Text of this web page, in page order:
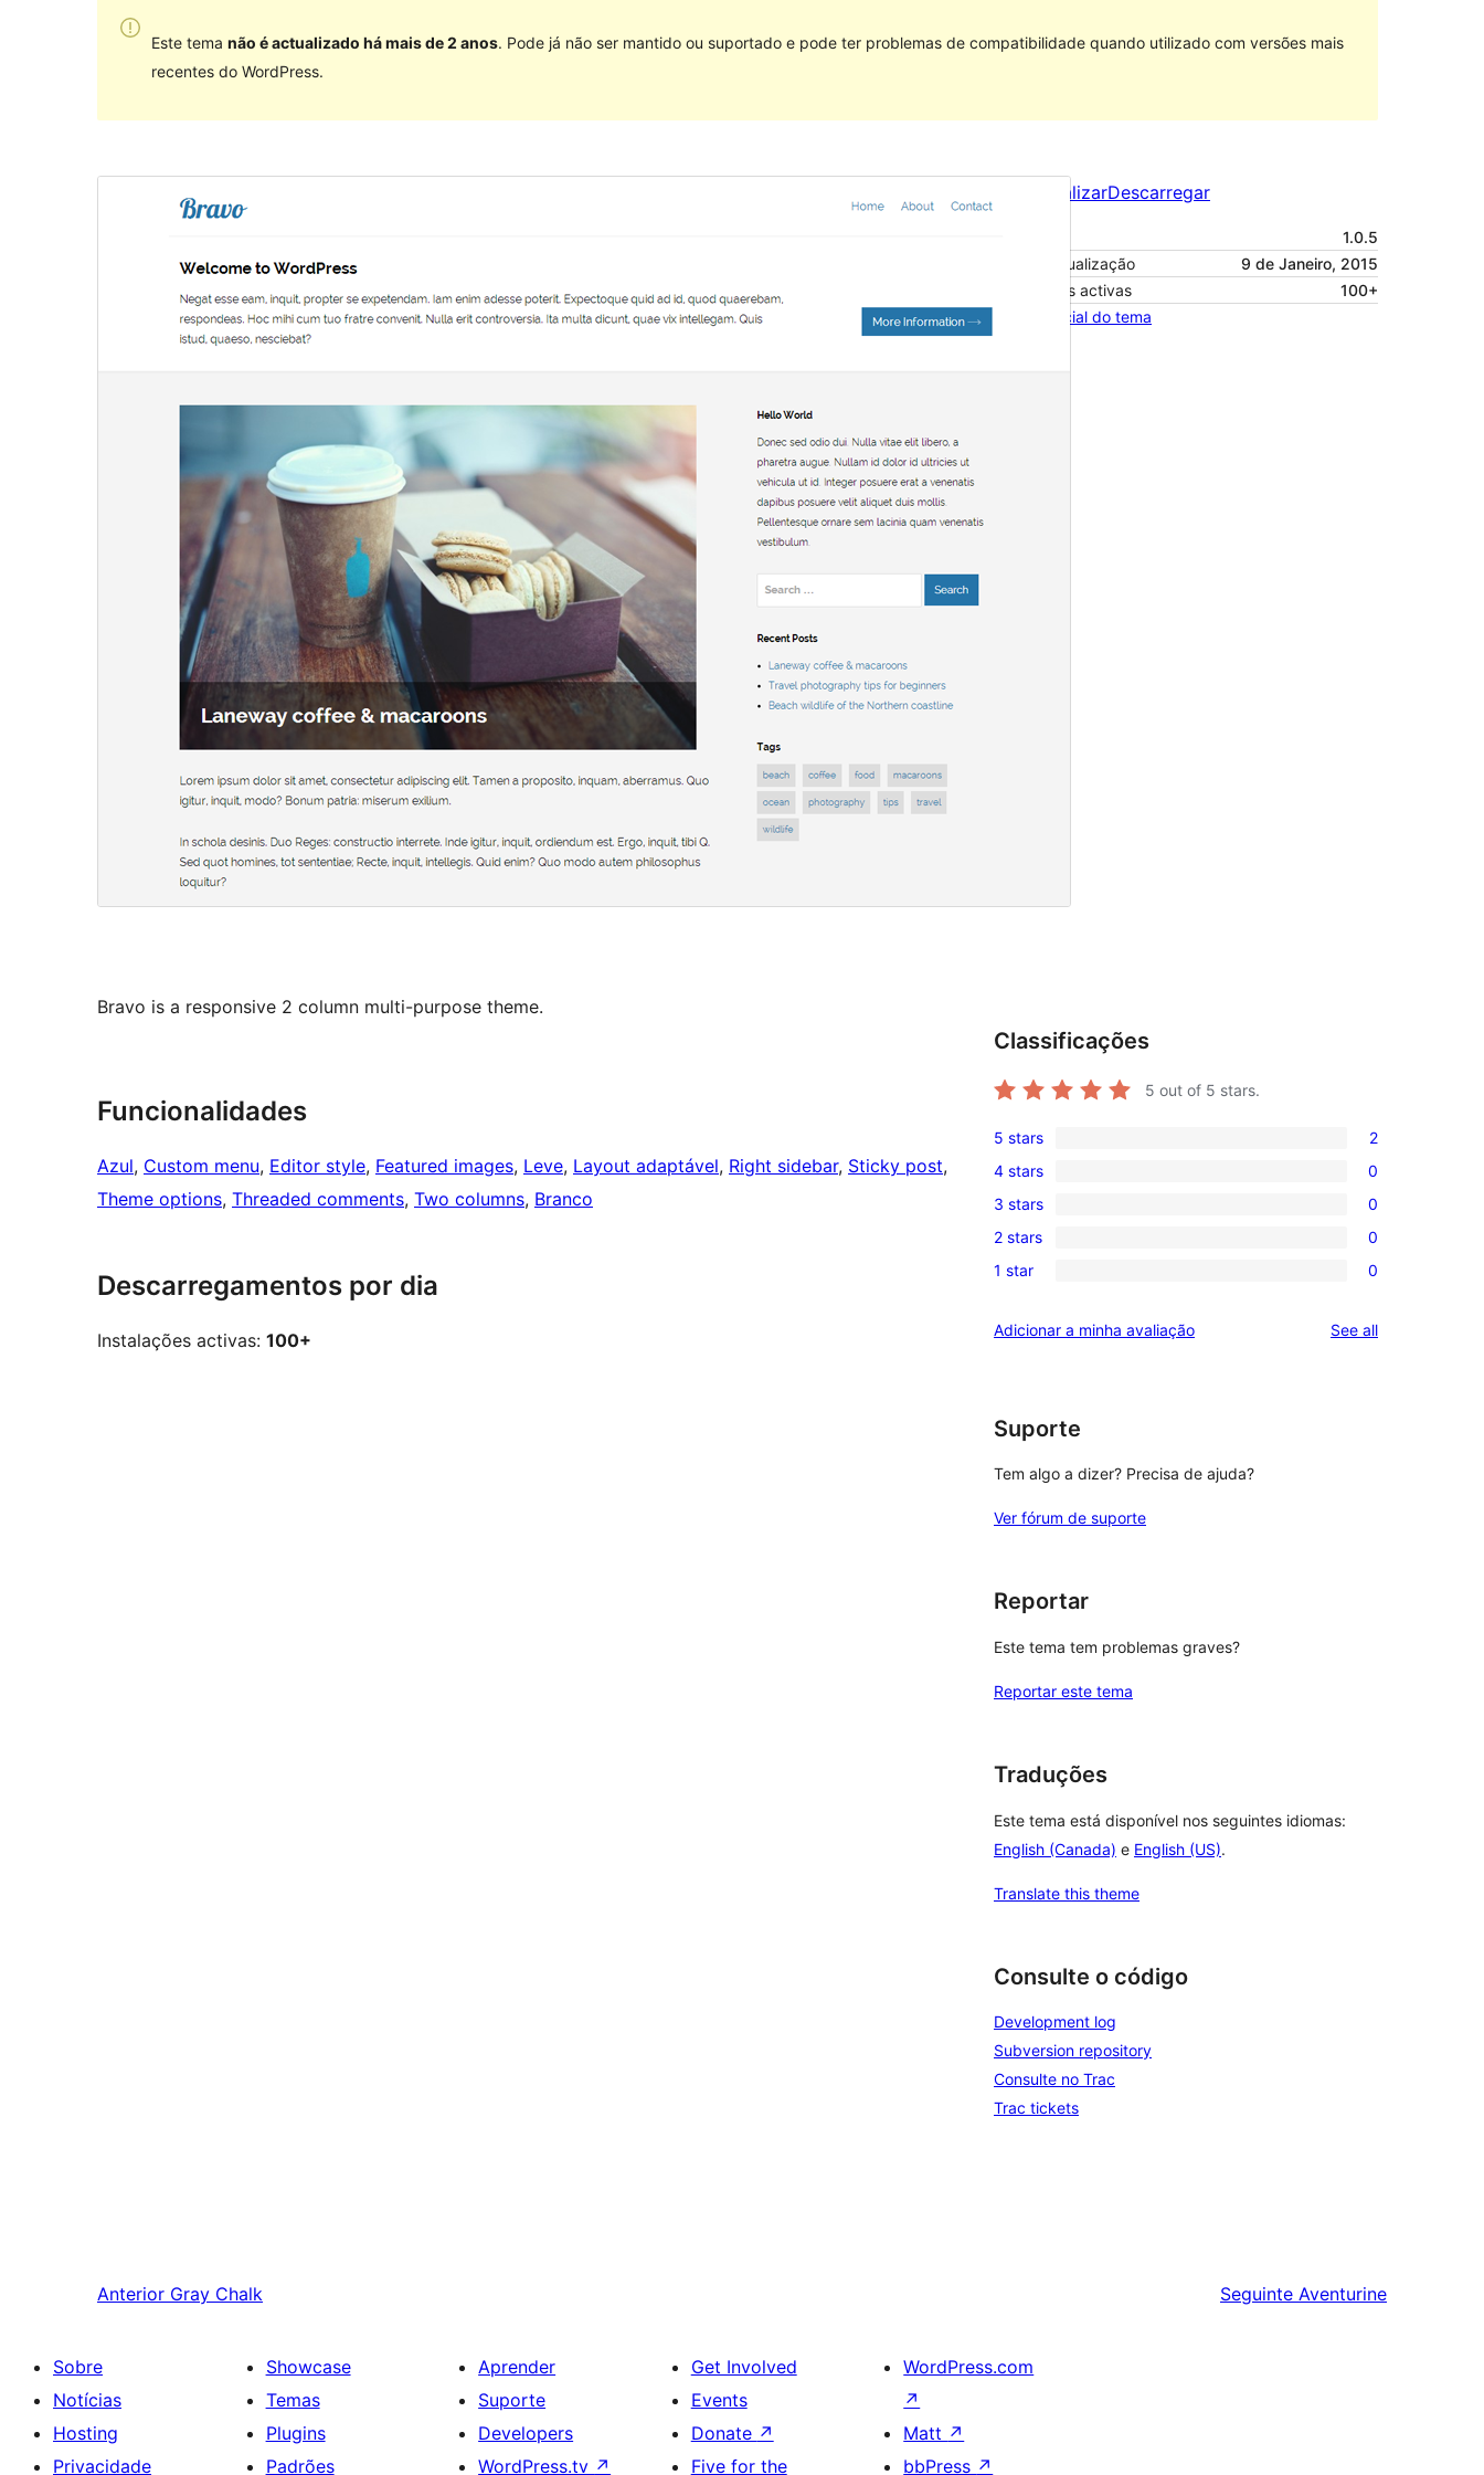
Este tema não é actualizado há mais de 2 anos. Pode já não ser mantido ou suportado e pode ter problemas de compatibilidade quando utilizado com versões mais
recentes do WordPress.
Pré-visualizarDescarregar
1.0.5
Última actualização
9 de Janeiro, 2015
Instalações activas
100+
Página inicial do tema
Bravo is a responsive 2 column multi-purpose theme.
Funcionalidades
Azul, Custom menu, Editor style, Featured images, Leve, Layout adaptável, Right sidebar, Sticky post
Theme options, Threaded comments, Two columns, Branco
Descarregamentos por dia
Instalações activas: 100+
Classificações
5 out of 5 stars.
2
5-
star
reviews
5 stars 2
0
4-
star
reviews
4 stars 0
0
3-
star
3 stars 0
0
2-
reviews
2 stars 0
0
star
1 star 0
Adicionar a minha avaliação See allreviews
Suporte
Tem algo a dizer? Precisa de ajuda?
Ver fórum de suporte
Reportar
Este tema tem problemas graves?
Reportar este tema
Traduções
Este tema está disponível nos seguintes idiomas:
English (Canada) e English (US).
Translate this theme
Consulte o código
Development log
Subversion repository
Consulte no Trac
Trac tickets
Anterior Gray Chalk Seguinte Aventurine
Sobre
Notícias
Hosting
Privacidade
Showcase
Temas
Plugins
Padrões
Aprender
Suporte
Developers
WordPress.tv ↗
Get Involved
Events
Donate ↗
Five for the
WordPress.com
↗
Matt ↗
bbPress ↗